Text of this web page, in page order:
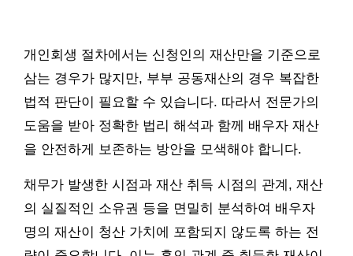
개인회생 절차에서는 신청인의 재산만을 기준으로
삼는 경우가 많지만, 부부 공동재산의 경우 복잡한
법적 판단이 필요할 수 있습니다. 따라서 전문가의
도움을 받아 정확한 법리 해석과 함께 배우자 재산
을 안전하게 보존하는 방안을 모색해야 합니다.
채무가 발생한 시점과 재산 취득 시점의 관계, 재산
의 실질적인 소유권 등을 면밀히 분석하여 배우자
명의 재산이 청산 가치에 포함되지 않도록 하는 전